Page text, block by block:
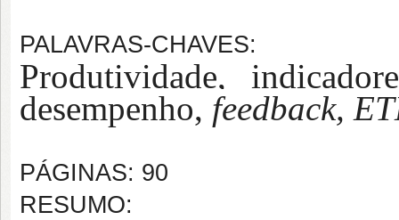
PALAVRAS-CHAVES:
Produtividade,
desempenho, feedback,
PÁGINAS: 90
RESUMO: